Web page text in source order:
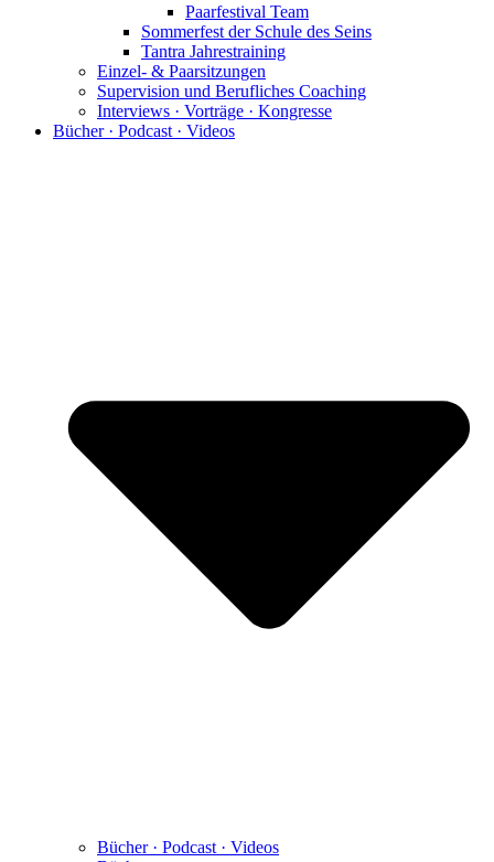
Paarfestival Team
Sommerfest der Schule des Seins
Tantra Jahrestraining
Einzel- & Paarsitzungen
Supervision und Berufliches Coaching
Interviews · Vorträge · Kongresse
Bücher · Podcast · Videos
Bücher · Podcast · Videos